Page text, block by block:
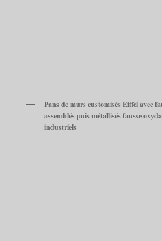
Pans de murs customisés Eiffel avec
assemblés puis métallisés fausse
industriels